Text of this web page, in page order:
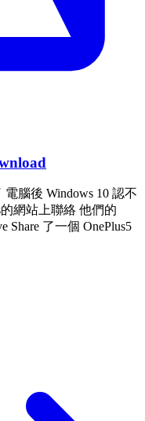
腦後 Windows 10 認不
的網站上聯絡 他們的
Share 了一個 OnePlus5